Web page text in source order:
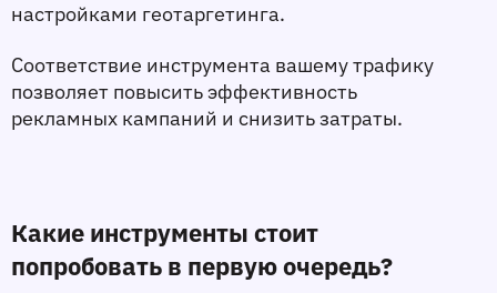
настройками геотаргетинга.
Соответствие инструмента вашему трафику
позволяет повысить эффективность
рекламных кампаний и снизить затраты.
Какие инструменты стоит
попробовать в первую очередь?